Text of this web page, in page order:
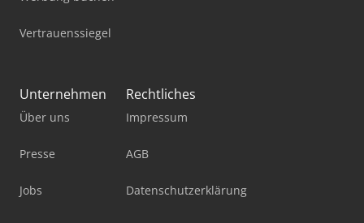
Vertrauenssiegel
Unternehmen
Über uns
Presse
Jobs
Rechtliches
Impressum
AGB
Datenschutzerklärung